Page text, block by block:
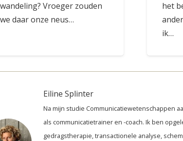
wandeling? Vroeger zouden
we daar onze neus…
het
ik…
Eiline Splinter
Na mijn studie Communicatiewetenschappen
als communicatietrainer en -coach. Ik ben
gedragstherapie, transactionele analyse,